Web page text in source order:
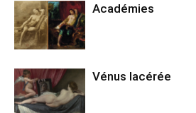
Académies
Vénus lacérée